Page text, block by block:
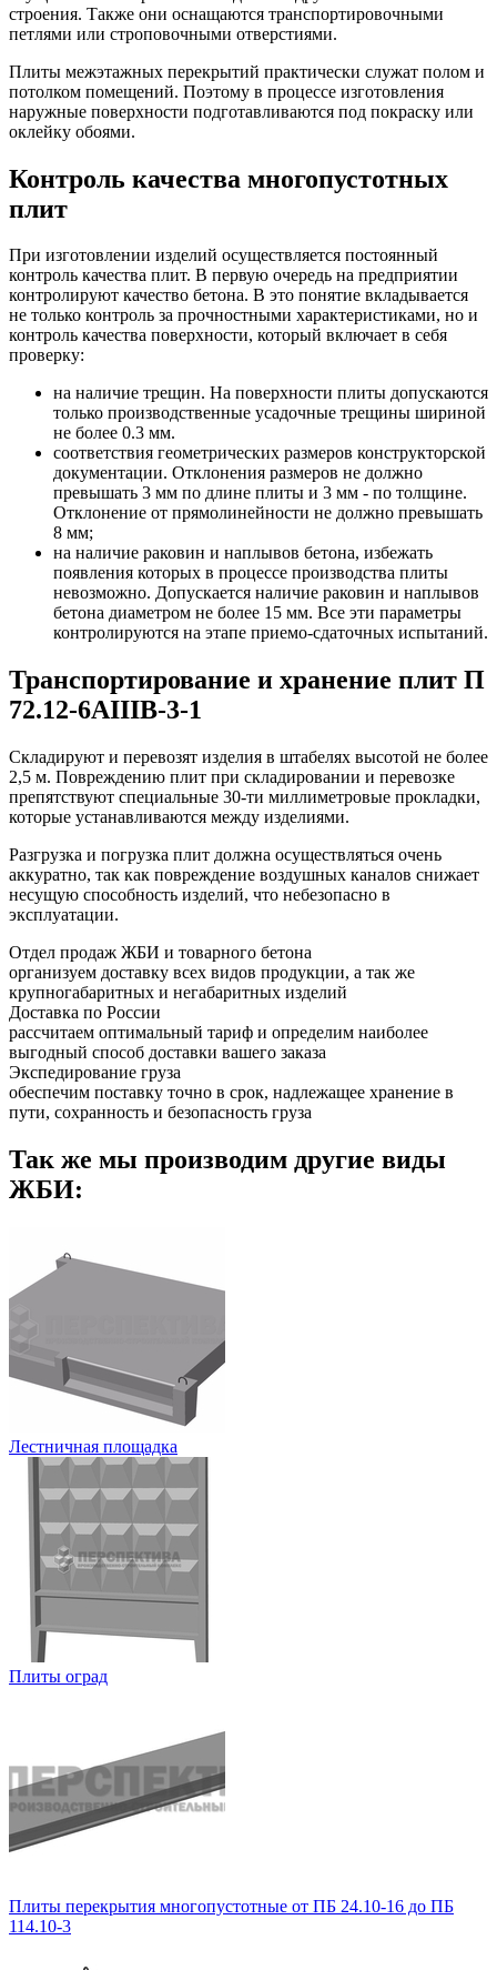
строения. Также они оснащаются транспортировочными
петлями или строповочными отверстиями.
Плиты межэтажных перекрытий практически служат полом и
потолком помещений. Поэтому в процессе изготовления
наружные поверхности подготавливаются под покраску или
оклейку обоями.
Контроль качества многопустотных
плит
При изготовлении изделий осуществляется постоянный
контроль качества плит. В первую очередь на предприятии
контролируют качество бетона. В это понятие вкладывается
не только контроль за прочностными характеристиками, но и
контроль качества поверхности, который включает в себя
проверку:
на наличие трещин. На поверхности плиты допускаются
только производственные усадочные трещины шириной
не более 0.3 мм.
соответствия геометрических размеров конструкторской
документации. Отклонения размеров не должно
превышать 3 мм по длине плиты и 3 мм - по толщине.
Отклонение от прямолинейности не должно превышать
8 мм;
на наличие раковин и наплывов бетона, избежать
появления которых в процессе производства плиты
невозможно. Допускается наличие раковин и наплывов
бетона диаметром не более 15 мм. Все эти параметры
контролируются на этапе приемо-сдаточных испытаний.
Транспортирование и хранение плит П
72.12-6АIIIВ-3-1
Складируют и перевозят изделия в штабелях высотой не более
2,5 м. Повреждению плит при складировании и перевозке
препятствуют специальные 30-ти миллиметровые прокладки,
которые устанавливаются между изделиями.
Разгрузка и погрузка плит должна осуществляться очень
аккуратно, так как повреждение воздушных каналов снижает
несущую способность изделий, что небезопасно в
эксплуатации.
Отдел продаж ЖБИ и товарного бетона
организуем доставку всех видов продукции, а так же
крупногабаритных и негабаритных изделий
Доставка по России
рассчитаем оптимальный тариф и определим наиболее
выгодный способ доставки вашего заказа
Экспедирование груза
обеспечим поставку точно в срок, надлежащее хранение в
пути, сохранность и безопасность груза
Так же мы производим другие виды
ЖБИ:
Лестничная площадка
Плиты оград
Плиты перекрытия многопустотные от ПБ 24.10-16 до ПБ
114.10-3